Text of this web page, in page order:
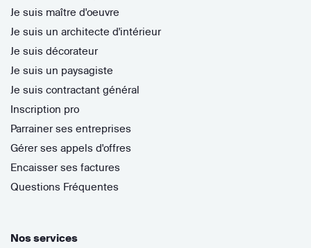
Je suis maître d'oeuvre
Je suis un architecte d'intérieur
Je suis décorateur
Je suis un paysagiste
Je suis contractant général
Inscription pro
Parrainer ses entreprises
Gérer ses appels d'offres
Encaisser ses factures
Questions Fréquentes
Nos services